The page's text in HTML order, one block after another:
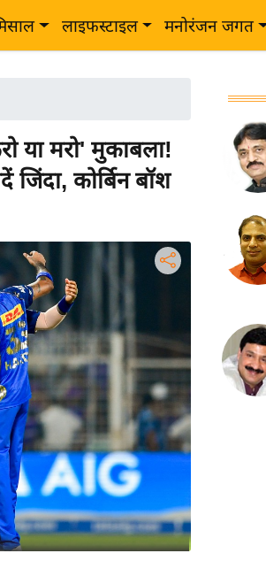
लाइफस्टाइल मनोरंजन जगत
या मरो' मुकाबला!
कोर्बिन बॉश